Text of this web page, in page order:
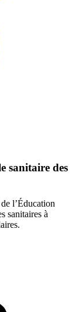
sanitaire des
l’Éducation
sanitaires à